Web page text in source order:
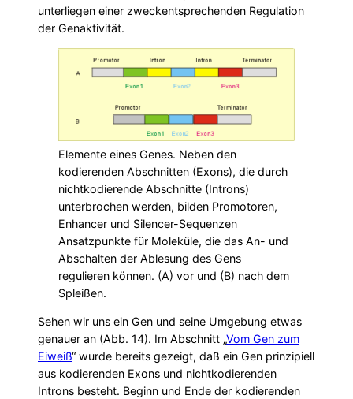
unterliegen einer zweckentsprechenden Regulation
der Genaktivität.
Elemente eines Genes. Neben den
kodierenden Abschnitten (Exons), die durch
nichtkodierende Abschnitte (Introns)
unterbrochen werden, bilden Promotoren,
Enhancer und Silencer-Sequenzen
Ansatzpunkte für Moleküle, die das An- und
Abschalten der Ablesung des Gens
regulieren können. (A) vor und (B) nach dem
Spleißen.
Sehen wir uns ein Gen und seine Umgebung etwas
genauer an (Abb. 14). Im Abschnitt „Vom Gen zum
Eiweiß“ wurde bereits gezeigt, daß ein Gen prinzipiell
aus kodierenden Exons und nichtkodierenden
Introns besteht. Beginn und Ende der kodierenden